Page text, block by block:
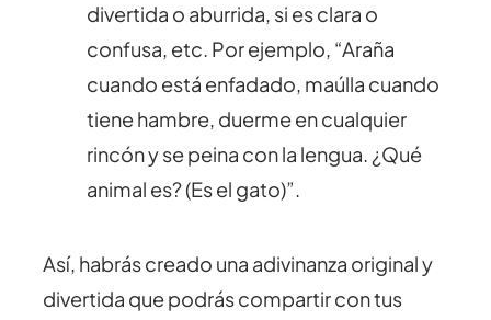
divertida o aburrida, si es clara o
confusa, etc. Por ejemplo, “Araña
cuando está enfadado, maúlla cuando
tiene hambre, duerme en cualquier
rincón y se peina con la lengua. ¿Qué
animal es? (Es el gato)”.
Así, habrás creado una adivinanza original y
divertida que podrás compartir con tus